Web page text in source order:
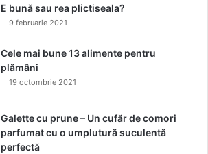
E bună sau rea plictiseala?
9 februarie 2021
Cele mai bune 13 alimente pentru
plămâni
19 octombrie 2021
Galette cu prune – Un cufăr de comori
parfumat cu o umplutură suculentă
perfectă